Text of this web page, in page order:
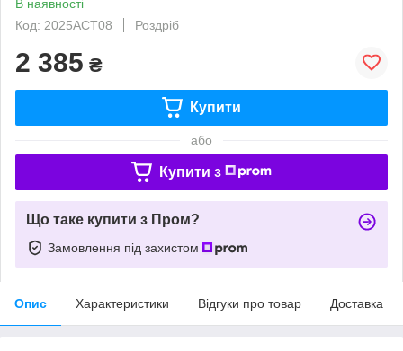
В наявності
Код: 2025ACT08
Роздріб
2 385 ₴
Купити
або
Купити з
Що таке купити з Пром?
Замовлення під захистом
Опис Характеристики Відгуки про товар Доставка